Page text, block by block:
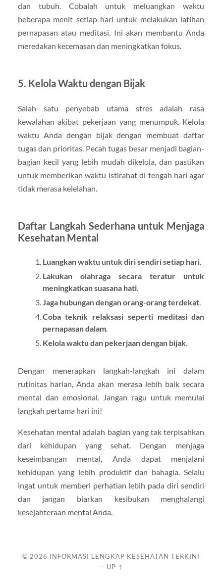
dan tubuh. Cobalah untuk meluangkan waktu
beberapa menit setiap hari untuk melakukan latihan
pernapasan atau meditasi. Ini akan membantu Anda
meredakan kecemasan dan meningkatkan fokus.
5. Kelola Waktu dengan Bijak
Salah satu penyebab utama stres adalah rasa
kewalahan akibat pekerjaan yang menumpuk. Kelola
waktu Anda dengan bijak dengan membuat daftar
tugas dan prioritas. Pecah tugas besar menjadi bagian-
bagian kecil yang lebih mudah dikelola, dan pastikan
untuk memberikan waktu istirahat di tengah hari agar
tidak merasa kelelahan.
Daftar Langkah Sederhana untuk Menjaga
Kesehatan Mental
Luangkan waktu untuk diri sendiri setiap hari.
Lakukan olahraga secara teratur untuk
meningkatkan suasana hati.
Jaga hubungan dengan orang-orang terdekat.
Coba teknik relaksasi seperti meditasi dan
pernapasan dalam.
Kelola waktu dan pekerjaan dengan bijak.
Dengan menerapkan langkah-langkah ini dalam
rutinitas harian, Anda akan merasa lebih baik secara
mental dan emosional. Jangan ragu untuk memulai
langkah pertama hari ini!
Kesehatan mental adalah bagian yang tak terpisahkan
dari kehidupan yang sehat. Dengan menjaga
keseimbangan mental, Anda dapat menjalani
kehidupan yang lebih produktif dan bahagia. Selalu
ingat untuk memberi perhatian lebih pada diri sendiri
dan jangan biarkan kesibukan menghalangi
kesejahteraan mental Anda.
© 2026 INFORMASI LENGKAP KESEHATAN TERKINI
— UP ↑